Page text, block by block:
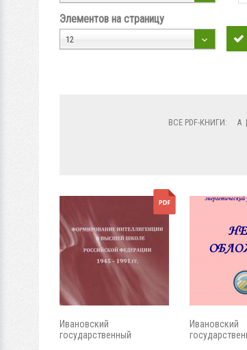
Элементов на страницу
12
ВСЕ PDF-КНИГИ: А |
Ивановский
государственный
Ивановский